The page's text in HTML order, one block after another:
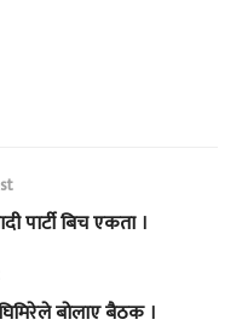
पार्टी बिच एकता ।
बोलाए बैठक ।